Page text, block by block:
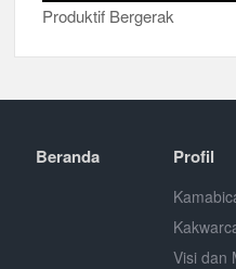
Produktif Bergerak
Beranda Profil
Visi dan